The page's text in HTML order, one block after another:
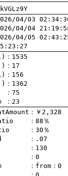
)
)
：75
：23
：130
：0
： from ：0